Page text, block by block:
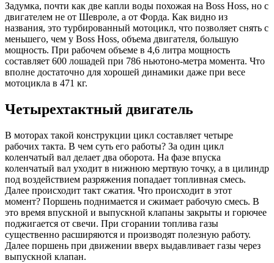
Задумка, почти как две капли воды похожая на Boss Hoss, но с
двигателем не от Шевроле, а от Форда. Как видно из
названия, это турбированный мотоцикл, что позволяет снять с
меньшего, чем у Boss Hoss, объема двигателя, большую
мощность. При рабочем объеме в 4,6 литра мощность
составляет 600 лошадей при 786 ньютоно-метра момента. Что
вполне достаточно для хорошей динамики даже при весе
мотоцикла в 471 кг.
Четырехтактный двигатель
В моторах такой конструкции цикл составляет четыре
рабочих такта. В чем суть его работы? За один цикл
коленчатый вал делает два оборота. На фазе впуска
коленчатый вал уходит в нижнюю мертвую точку, а в цилиндр
под воздействием разряжения попадает топливная смесь.
Далее происходит такт сжатия. Что происходит в этот
момент? Поршень поднимается и сжимает рабочую смесь. В
это время впускной и выпускной клапаны закрыты и горючее
поджигается от свечи. При сгорании топлива газы
существенно расширяются и производят полезную работу.
Далее поршень при движении вверх выдавливает газы через
выпускной клапан.